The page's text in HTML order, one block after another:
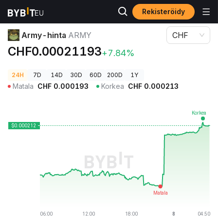
Rekisteröidy
Kryptohinnat
Army-hinta ARMY
CHF0.00021193+7.84%
CHF
24H 7D 14D 30D 60D 200D 1Y
Matala CHF 0.000193 Korkea CHF 0.000213